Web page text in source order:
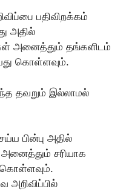
பதிவிறக்கம்
அதில்
அனைத்தும் தங்களிடம்
கொள்ளவும்.
தவறும் இல்லாமல்
பின்பு அதில்
அனைத்தும் சரியாக
கொள்ளவும்.